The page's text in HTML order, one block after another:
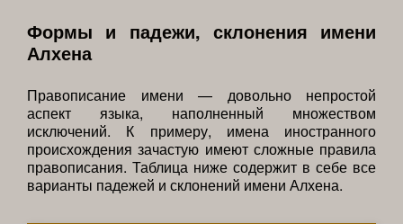
Формы и падежи, склонения имени
Алхена
Правописание имени — довольно непростой
аспект языка, наполненный множеством
исключений. К примеру, имена иностранного
происхождения зачастую имеют сложные правила
правописания. Таблица ниже содержит в себе все
варианты падежей и склонений имени Алхена.